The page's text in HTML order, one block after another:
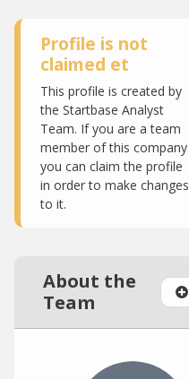
Profile is not
claimed et
This profile is created by
the Startbase Analyst
Team. If you are a team
member of this company
you can claim the profile
in order to make changes
to it.
About the
Team